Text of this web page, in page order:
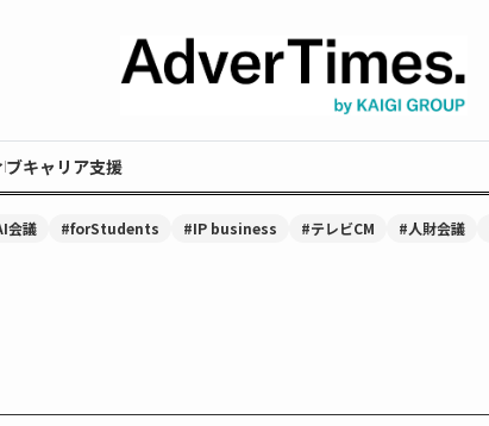
ブキャリア支援
会議 #forStudents #IP business #テレビCM #人財会議